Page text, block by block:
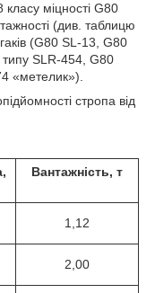
міцності G80
(див. таблицю
(G80 SL-13, G80
SLR-454, G80
«метелик»).
стропа від
Вантажність, т
1,12
2,00